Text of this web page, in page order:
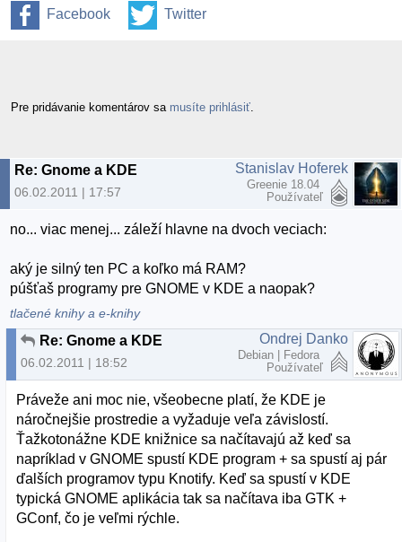
Facebook Twitter
Pre pridávanie komentárov sa musíte prihlásiť
Re: Gnome a KDE
06.02.2011 | 17:57
Stanislav Hoferek
Greenie 18.04
Používateľ
no... viac menej... záleží hlavne na dvoch veciach:
aký je silný ten PC a koľko má RAM?
púšťaš programy pre GNOME v KDE a naopak?
tlačené knihy a e-knihy
Re: Gnome a KDE
06.02.2011 | 18:52
Ondrej Danko
Debian | Fedora
Používateľ
Práveže ani moc nie, všeobecne platí, že KDE je
náročnejšie prostredie a vyžaduje veľa závislostí.
Ťažkotonážne KDE knižnice sa načítavajú až keď sa
napríklad v GNOME spustí KDE program + sa spustí aj pár
ďalších programov typu Knotify. Keď sa spustí v KDE
typická GNOME aplikácia tak sa načítava iba GTK +
GConf, čo je veľmi rýchle.